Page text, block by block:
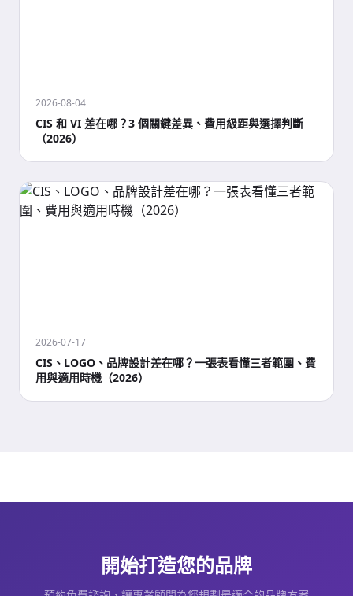
2026-08-04
CIS 和 VI 差在哪？3 個關鍵差異、費用級距與選擇判斷
（2026）
2026-07-17
CIS、LOGO、品牌設計差在哪？一張表看懂三者範圍、費
用與適用時機（2026）
開始打造您的品牌